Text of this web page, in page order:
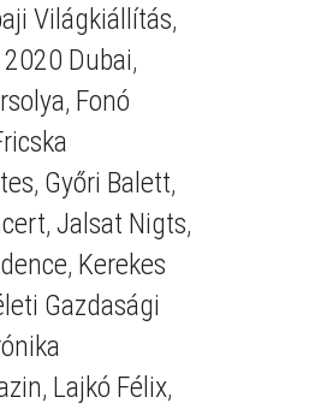
Világkiállítás,
2020 Dubai,
, Fonó
, Győri Balett,
, Jalsat Nigts,
, Kerekes
Gazdasági
, Lajkó Félix,